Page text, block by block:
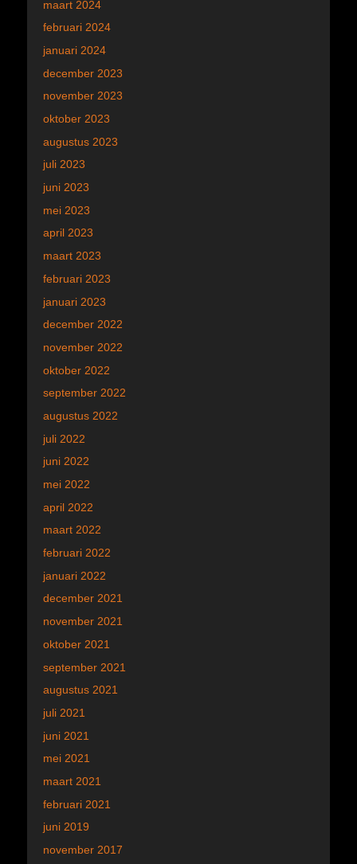
maart 2024
februari 2024
januari 2024
december 2023
november 2023
oktober 2023
augustus 2023
juli 2023
juni 2023
mei 2023
april 2023
maart 2023
februari 2023
januari 2023
december 2022
november 2022
oktober 2022
september 2022
augustus 2022
juli 2022
juni 2022
mei 2022
april 2022
maart 2022
februari 2022
januari 2022
december 2021
november 2021
oktober 2021
september 2021
augustus 2021
juli 2021
juni 2021
mei 2021
maart 2021
februari 2021
juni 2019
november 2017